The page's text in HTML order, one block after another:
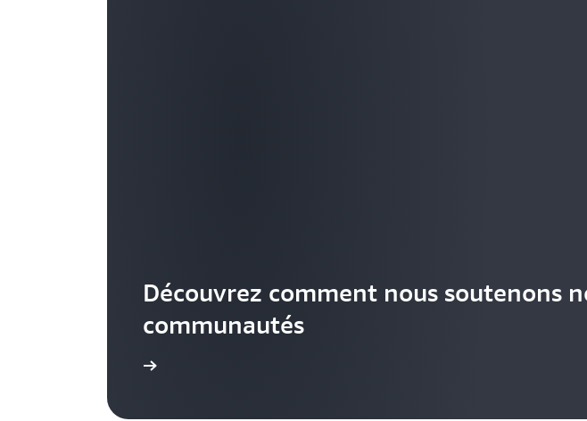
Découvrez comment nous soutenons
communautés